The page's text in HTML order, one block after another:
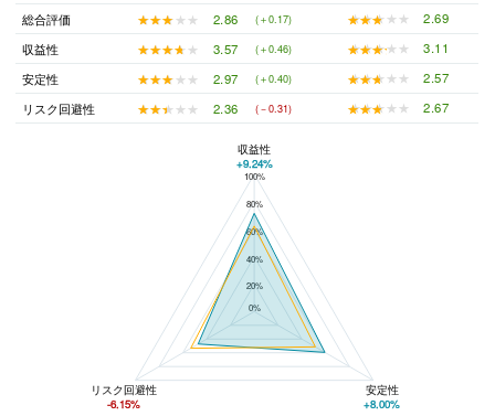
総合評価
★★★★★
★★★★★ 2.86 (＋0.17) ★★★★★
★★★★★
2.69
収益性
★★★★★
★★★★★ 3.57 (＋0.46) ★★★★★
★★★★★
3.11
安定性
★★★★★
★★★★★ 2.97 (＋0.40) ★★★★★
★★★★★
2.57
リスク回避性
★★★★★
★★★★★ 2.36 (－0.31) ★★★★★
★★★★★ 2.67
スカイコート池尻と世田谷区の平均値の総合評価の比較
100%
80%
60%
40%
20%
0%
収益性
+9.24%
リスク回避性
-6.15%
安定性
+8.00%